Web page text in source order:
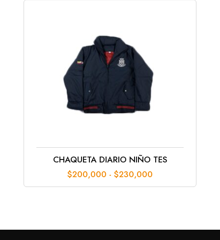
CHAQUETA DIARIO NIÑO TES
$200,000 - $230,000
de
$230,000